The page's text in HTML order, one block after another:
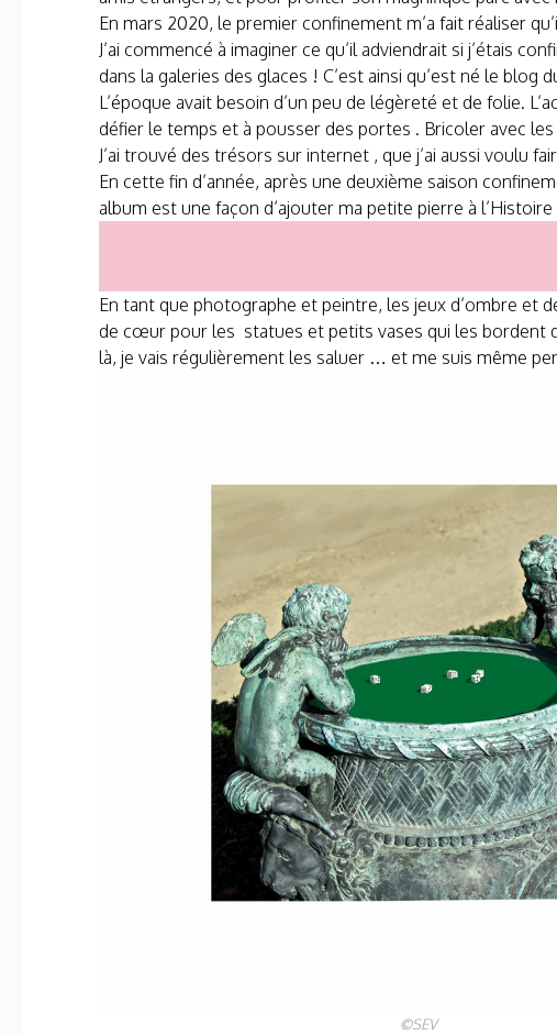
En mars 2020, le premier confinement m’a fait réaliser
J’ai commencé à imaginer ce qu’il adviendrait si j’étais
dans la galeries des glaces ! C’est ainsi qu’est né le
L’époque avait besoin d’un peu de légèreté et de folie.
défier le temps et à pousser des portes . Bricoler avec
J’ai trouvé des trésors sur internet , que j’ai aussi voulu
En cette fin d’année, après une deuxième saison
album est une façon d’ajouter ma petite pierre à
En tant que photographe et peintre, les jeux d’ombre et
de cœur pour les statues et petits vases qui les bordent
là, je vais régulièrement les saluer … et me suis même
©SEV